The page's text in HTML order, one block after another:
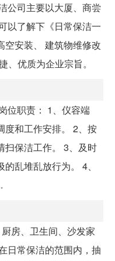
公司主要以大厦、商尝
以了解下《日常保洁一
空安装、 建筑物维修改
、优质为企业宗旨。
位职责： 1、仪容端
度和工作安排。 2、按
扫保洁工作。 3、及时
乱堆乱放行为。 4、
房、卫生间、沙发家
日常保洁的范围内，抽